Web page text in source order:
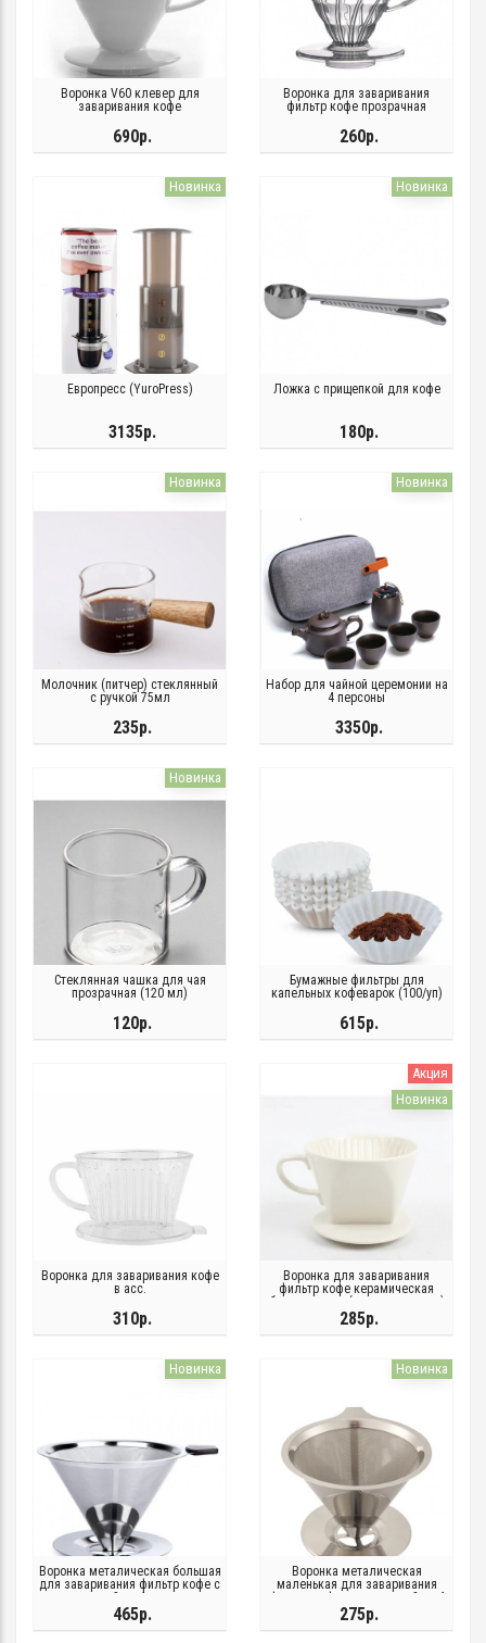
Воронка V60 клевер для
заваривания кофе
690р.
Воронка для заваривания
фильтр кофе прозрачная
260р.
Новинка
Европресс (YuroPress)
3135р.
Новинка
Ложка с прищепкой для кофе
180р.
Новинка
Молочник (питчер) стеклянный
с ручкой 75мл
235р.
Новинка
Набор для чайной церемонии на
4 персоны
3350р.
Новинка
Стеклянная чашка для чая
прозрачная (120 мл)
120р.
Бумажные фильтры для
капельных кофеварок (100/уп)
615р.
Воронка для заваривания кофе
в асс.
310р.
Акция
Новинка
Воронка для заваривания
фильтр кофе керамическая
белая черная (в ассортименте)
285р.
Новинка
Воронка металическая большая
для заваривания фильтр кофе с
подставкой на 4 отверстия
465р.
Новинка
Воронка металическая
маленькая для заваривания
фильтр кофе с подставкой на 4
отверстия
275р.